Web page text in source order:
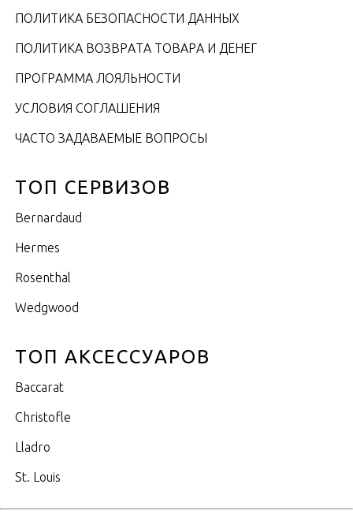
ПОЛИТИКА БЕЗОПАСНОСТИ ДАННЫХ
ПОЛИТИКА ВОЗВРАТА ТОВАРА И ДЕНЕГ
ПРОГРАММА ЛОЯЛЬНОСТИ
УСЛОВИЯ СОГЛАШЕНИЯ
ЧАСТО ЗАДАВАЕМЫЕ ВОПРОСЫ
ТОП СЕРВИЗОВ
Bernardaud
Hermes
Rosenthal
Wedgwood
ТОП АКСЕССУАРОВ
Baccarat
Christofle
Lladro
St. Louis